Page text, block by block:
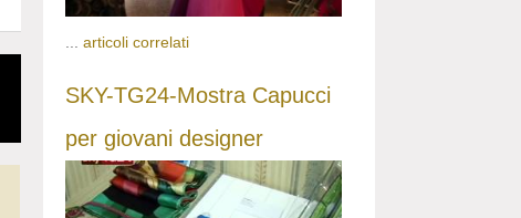
articoli correlati
SKY-TG24-Mostra Capucci
per giovani designer